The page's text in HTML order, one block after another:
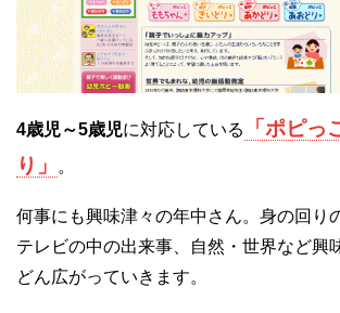
4歳児～5歳児に対応している
「ポピっ
り」
。
何事にも興味津々の年中さん。身の回り
テレビの中の出来事、自然・世界など興
どん広がっていきます。